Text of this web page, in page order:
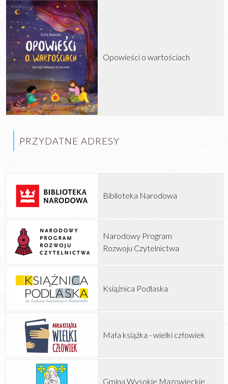
Opowieści o wartościach
PRZYDATNE ADRESY
Biblioteka Narodowa
Narodowy Program
Rozwoju Czytelnictwa
Książnica Podlaska
Mała książka - wielki człowiek
Gmina Wysokie Mazowieckie